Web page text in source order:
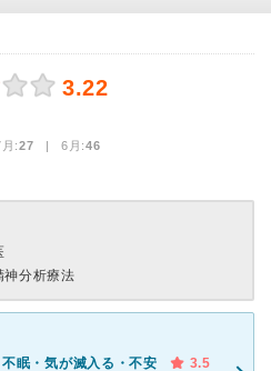
3.22
:27 | 6月:46
神分析療法
眠・気が滅入る・不安
3.5